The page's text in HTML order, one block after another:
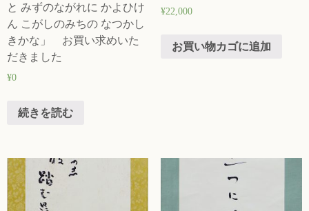
と みずのながれに かよひけ
ん こがしのみちの なつかし
きかな」 お買い求めいた
だきました
¥0
続きを読む
¥22,000
お買い物カゴに追加